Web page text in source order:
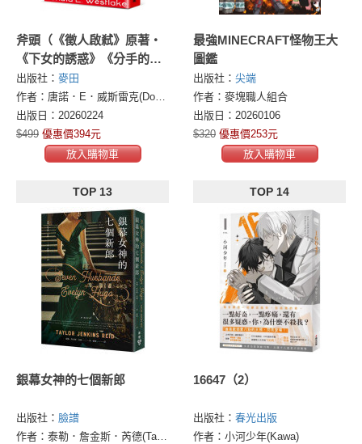
斧頭（《徵人啟弒》原著‧
《下女的誘惑》《分手的決
心》金獎名導朴贊郁魂牽夢
縈20年的小說）
出版社： 麥田
作者：唐諾．E．威斯雷克(Donald Edwin Westlake)
出版日：20260224
$499 優惠價394元
放入購物車
最強MINECRAFT怪物王大
圖鑑
出版社： 尖端
作者：麥塊職人組合
出版日：20260106
$320 優惠價253元
放入購物車
TOP 13
銀幕女神的七個新郎
出版社： 臉譜
作者：泰勒．詹金斯．芮德(Taylor Jenkins Reid)
TOP 14
16647（2）
出版社： 春光出版
作者：小河少年(Kawa)